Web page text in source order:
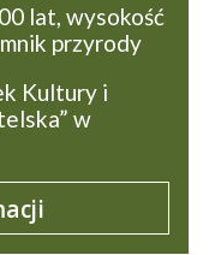
lat, wysokość
przyrody
Kultury i
w